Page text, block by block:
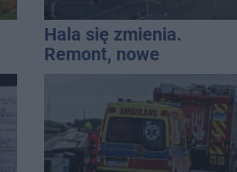
Hala się zmienia.
Remont, nowe
nagłośnienie, a przed
wejściem stanie
QEMETICA ARENA